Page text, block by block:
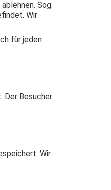
Sog.
Wir
für jeden
Der Besucher
Wir